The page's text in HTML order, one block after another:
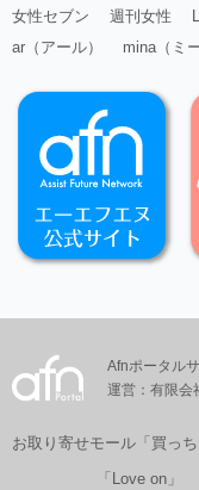
女性セブン
週刊女性
ar（アール）
mina（ミ
Afnポータル
運営：有限会
お取り寄せモール「買っち
「Love on」